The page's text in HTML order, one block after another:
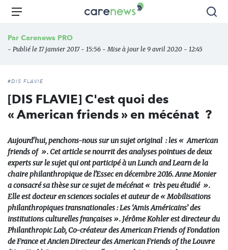
Aller
principal
Carenews,
des
Menu
Par Carenews PRO
- Publié le 17 janvier 2017 - 15:56 - Mise à jour le 9 avril 2020 - 12:45
#DIS FLAVIE
[DIS FLAVIE] C'est quoi des
« American friends » en mécénat ?
Aujourd'hui, penchons-nous sur un sujet original : les « American
friends of ». Cet article se nourrit des analyses pointues de deux
experts sur le sujet qui ont participé à un Lunch and Learn de la
chaire philanthropique de l'Essec en décembre 2016. Anne Monier
a consacré sa thèse sur ce sujet de mécénat « très peu étudié ».
Elle est docteur en sciences sociales et auteur de « Mobilisations
philanthropiques transnationales : Les ‘Amis Américains’ des
institutions culturelles françaises ». Jérôme Kohler est directeur du
Philanthropic Lab, Co-créateur des American Friends of Fondation
de France et Ancien Directeur des American Friends of the Louvre